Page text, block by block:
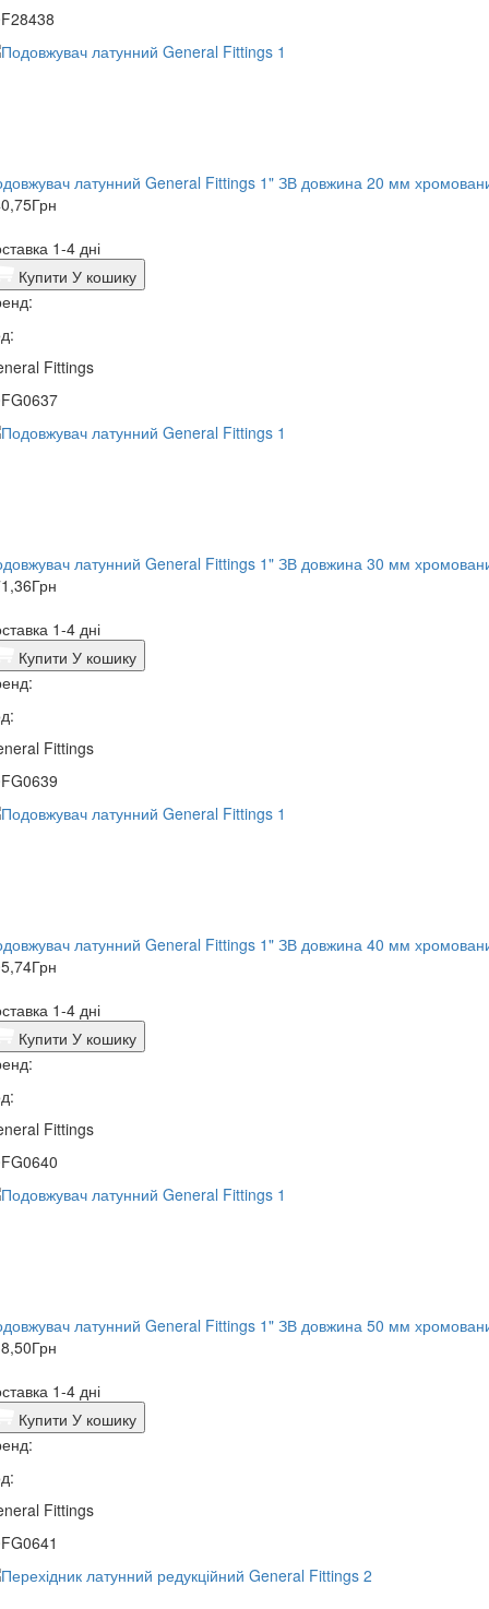
латунний General Fittings 1" ЗВ довжина 20 мм
Грн
1-4 дні
Купити У кошику
Fittings
латунний General Fittings 1" ЗВ довжина 30 мм
Грн
1-4 дні
Купити У кошику
Fittings
латунний General Fittings 1" ЗВ довжина 40 мм
Грн
1-4 дні
Купити У кошику
Fittings
латунний General Fittings 1" ЗВ довжина 50 мм
Грн
1-4 дні
Купити У кошику
Fittings